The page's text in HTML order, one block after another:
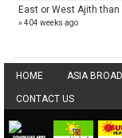
East or West Ajith
» 404 weeks ago
HOME ASIA
CONTACT US